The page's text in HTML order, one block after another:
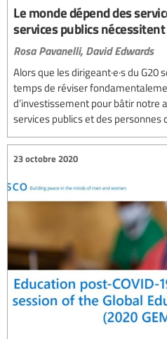
Le monde dépend des
services publics
Rosa Pavanelli, David Edwards
Alors que les dirigeant·e·s du G20
temps de réviser
d’investissement pour bâtir notre
services publics et des personnes
23 octobre 2020